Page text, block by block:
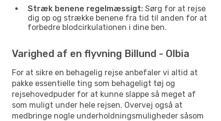
Stræk benene regelmæssigt: Sørg for at rejse
dig op og strække benene fra tid til anden for at
forbedre blodcirkulationen i dine ben.
Varighed af en flyvning Billund - Olbia
For at sikre en behagelig rejse anbefaler vi altid at
pakke essentielle ting som behageligt tøj og
rejsehovedpuder for at kunne slappe så meget af
som muligt under hele rejsen. Overvej også at
medbringe nogle underholdningsmuligheder såsom